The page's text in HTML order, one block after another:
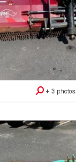
+ 3 photos